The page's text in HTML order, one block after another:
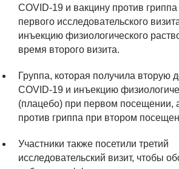
COVID-19 и вакцину против
первого исследовательского
инъекцию физиологического
время второго визита.
Группа, которая получила вторую
COVID-19 и инъекцию
(плацебо) при первом посещении,
против гриппа при втором
Участники также посетили третий
исследовательский визит, чтобы